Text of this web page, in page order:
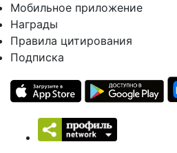
Мобильное приложение
Награды
Правила цитирования
Подписка